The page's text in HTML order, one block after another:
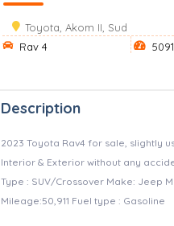
Toyota, Akom II, Sud
Rav 4
Description
2023 Toyota Rav4 for sale, slightly
Interior & Exterior without any
Type : SUV/Crossover Make: Jeep
Mileage:50,911 Fuel type : Gasoline